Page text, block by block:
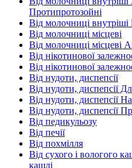
Протипротозойні
Від молочниці
Від молочниці місцеві
Від молочниці місцеві
Від нікотинової
Від нікотинової
Від нудоти, диспепсії
Від нудоти, диспепсії
Від нудоти, диспепсії
Від нудоти, диспепсії
Від педикульозу
Від печії
Від похмілля
Від сухого і вологого
кашлі